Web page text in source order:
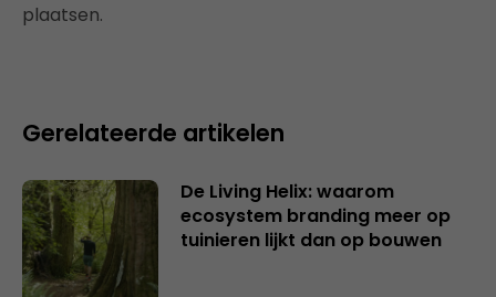
plaatsen.
Gerelateerde artikelen
De Living Helix: waarom
ecosystem branding meer op
tuinieren lijkt dan op bouwen